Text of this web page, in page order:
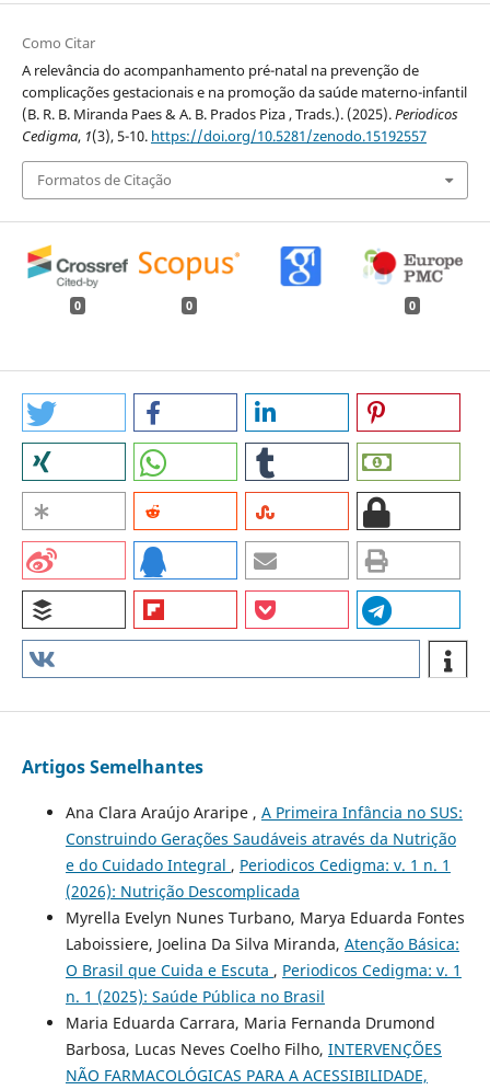
Como Citar
A relevância do acompanhamento pré-natal na prevenção de
complicações gestacionais e na promoção da saúde materno-infantil
(B. R. B. Miranda Paes & A. B. Prados Piza , Trads.). (2025).Periodicos
Cedigma, 1(3), 5-10. https://doi.org/10.5281/zenodo.15192557
Formatos de Citação
0 0 0
Artigos Semelhantes
Ana Clara Araújo Araripe , A Primeira Infância no SUS:
Construindo Gerações Saudáveis através da Nutrição
e do Cuidado Integral , Periodicos Cedigma: v. 1 n. 1
(2026): Nutrição Descomplicada
Myrella Evelyn Nunes Turbano, Marya Eduarda Fontes
Laboissiere, Joelina Da Silva Miranda, Atenção Básica:
O Brasil que Cuida e Escuta , Periodicos Cedigma: v. 1
n. 1 (2025): Saúde Pública no Brasil
Maria Eduarda Carrara, Maria Fernanda Drumond
Barbosa, Lucas Neves Coelho Filho, INTERVENÇÕES
NÃO FARMACOLÓGICAS PARA A ACESSIBILIDADE,